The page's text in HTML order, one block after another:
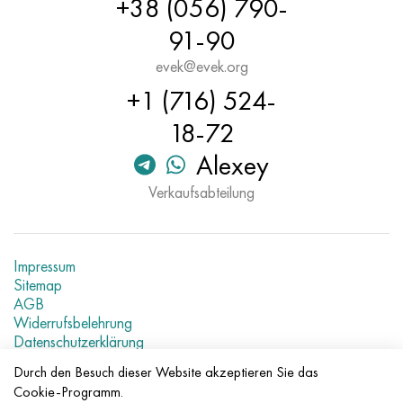
+38 (056) 790-
91-90
evek@evek.org
+1 (716) 524-
18-72
Alexey
Verkaufsabteilung
Impressum
Sitemap
AGB
Widerrufsbelehrung
Datenschutzerklärung
© 2007–2026 «Evek GmbH»
Durch den Besuch dieser Website akzeptieren Sie das
Cookie-Programm.
Udimet 720
40HFA, 1.7223, aisi 4142
45HN2MFA, k2425, 45hnmf
А40G, 44smn28, 1.0762, 46s20